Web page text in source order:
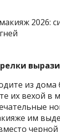
из дома
их вехой в
им